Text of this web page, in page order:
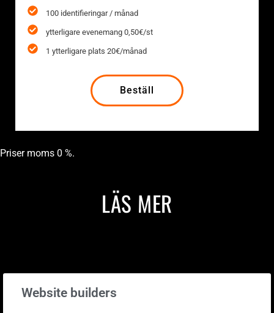
100 identifieringar / månad
ytterligare evenemang 0,50€/st
1 ytterligare plats 20€/månad
Beställ
Priser moms 0 %.
LÄS MER
Website builders